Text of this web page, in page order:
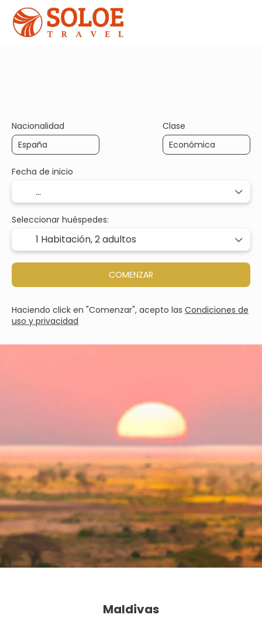
Nacionalidad Clase
Fecha de inicio
Seleccionar huéspedes:
1 Habitación,2 adultos
COMENZAR
Haciendo click en "Comenzar", acepto las Condiciones de
uso y privacidad
Maldivas